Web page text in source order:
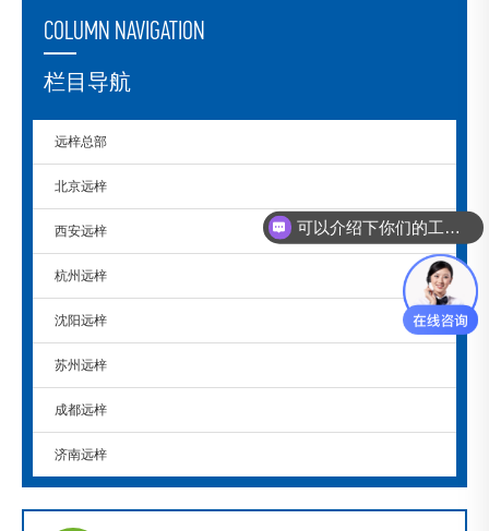
COLUMN NAVIGATION
栏目导航
远梓总部
北京远梓
西安远梓
杭州远梓
沈阳远梓
苏州远梓
成都远梓
济南远梓
可以介绍下你们的工控机么？